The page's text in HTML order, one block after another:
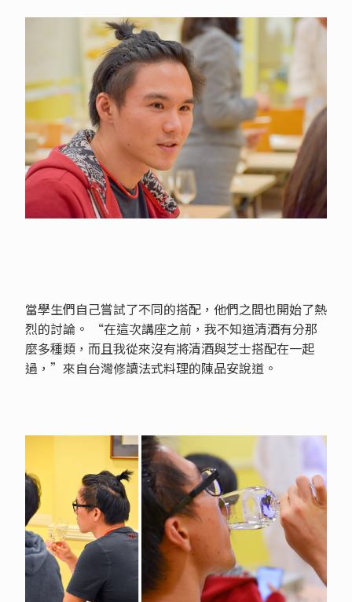
當學生們自己嘗試了不同的搭配，他們之間也開始了熱
烈的討論。 “在這次講座之前，我不知道清酒有分那
麼多種類，而且我從來沒有將清酒與芝士搭配在一起
過，”來自台灣修讀法式料理的陳品安說道。